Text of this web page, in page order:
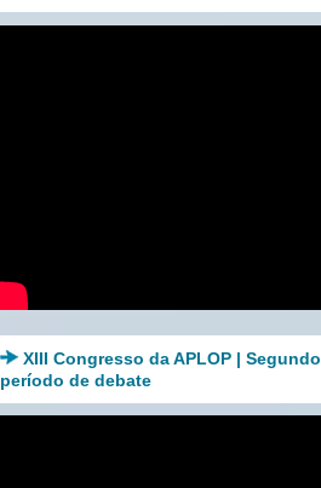
XIII Congresso da APLOP | Segundo
período de debate